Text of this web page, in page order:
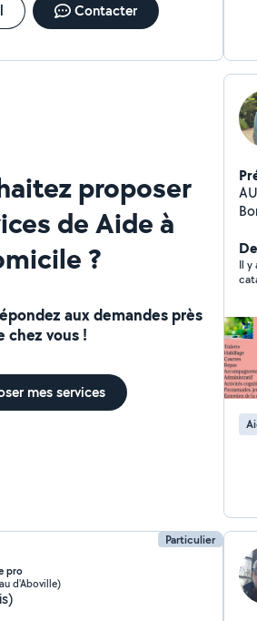
Contacter
proposer
de Aide à
?
aux demandes près
chez vous !
mes services
Bonjour
Habillage ;
cognitives
linge. J'ai également un CV, de
Je
CESU N'hésitez pas
Il y
Particulier
pro
d'Aboville)